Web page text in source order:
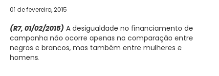
01 de fevereiro, 2015
(R7, 01/02/2015) A desigualdade no financiamento de
campanha não ocorre apenas na comparação entre
negros e brancos, mas também entre mulheres e
homens.